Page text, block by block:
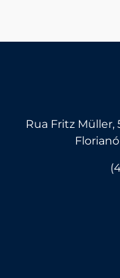
Rua Fritz Müller,